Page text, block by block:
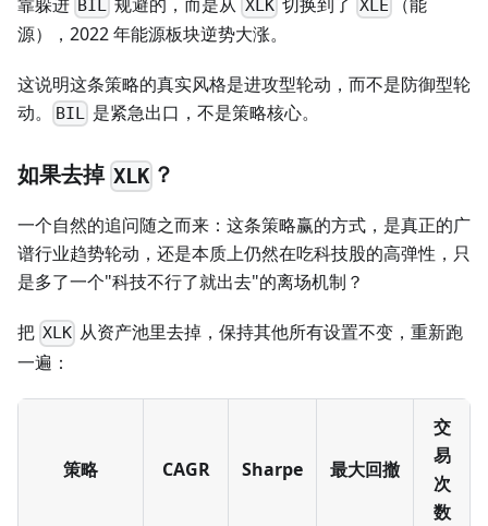
BIL XLK XLE
源），2022 年能源板块逆势大涨。
这说明这条策略的真实风格是进攻型轮动，而不是防御型轮
动。
BIL 是紧急出口，不是策略核心。
如果去掉 XLK ？
一个自然的追问随之而来：这条策略赢的方式，是真正的广
谱行业趋势轮动，还是本质上仍然在吃科技股的高弹性，只
是多了一个"科技不行了就出去"的离场机制？
把 XLK 从资产池里去掉，保持其他所有设置不变，重新跑
一遍：
策略 CAGR Sharpe 最大回撤
交
易
次
数